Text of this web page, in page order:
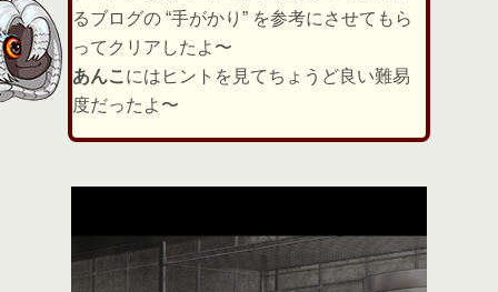
るブログの “手がかり” を参考にさせてもら
ってクリアしたよ〜
あんこ にはヒントを見てちょうど良い難易
度だったよ〜